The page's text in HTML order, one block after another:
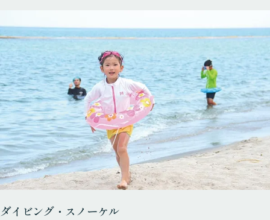
ダイビング・スノーケル